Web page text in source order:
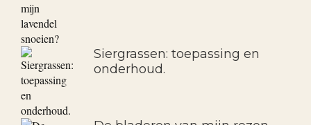
Siergrassen: toepassing en
onderhoud.